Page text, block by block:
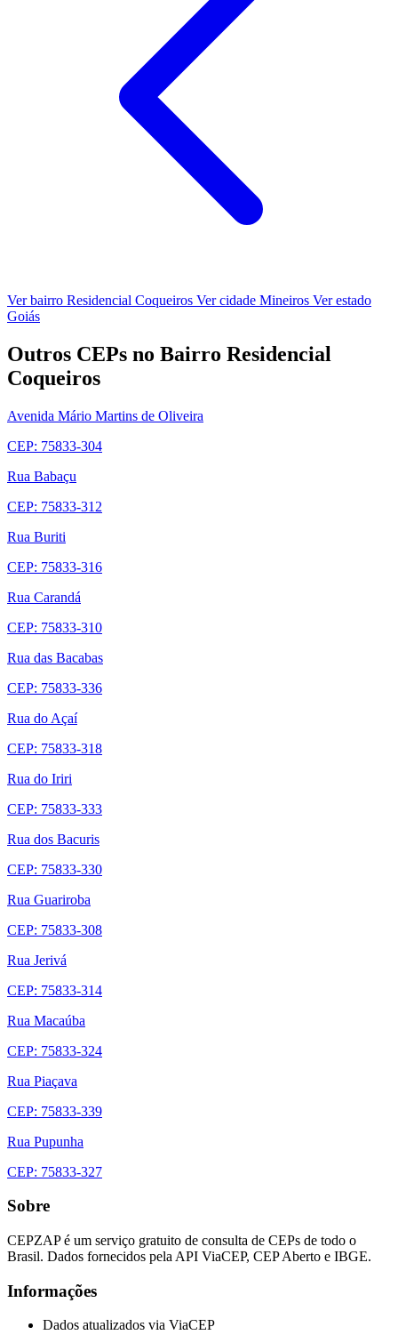
Ver bairro Residencial Coqueiros Ver cidade Mineiros Ver estado
Goiás
Outros CEPs no Bairro Residencial
Coqueiros
Avenida Mário Martins de Oliveira
CEP: 75833-304
Rua Babaçu
CEP: 75833-312
Rua Buriti
CEP: 75833-316
Rua Carandá
CEP: 75833-310
Rua das Bacabas
CEP: 75833-336
Rua do Açaí
CEP: 75833-318
Rua do Iriri
CEP: 75833-333
Rua dos Bacuris
CEP: 75833-330
Rua Guariroba
CEP: 75833-308
Rua Jerivá
CEP: 75833-314
Rua Macaúba
CEP: 75833-324
Rua Piaçava
CEP: 75833-339
Rua Pupunha
CEP: 75833-327
Sobre
CEPZAP é um serviço gratuito de consulta de CEPs de todo o
Brasil. Dados fornecidos pela API ViaCEP, CEP Aberto e IBGE.
Informações
Dados atualizados via ViaCEP